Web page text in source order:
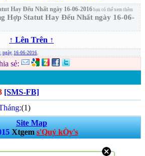
Hay Đểu Nhất ngày 16-06-2016 bạn có thể xem thêm
Hợp Statut Hay Đểu Nhất ngày 16-06-
↑ Lên Trên ↑
, ngày, 16-06-2016,
sẻ:
[SMS-FB]
(1)
Site Map
Xtgems'Quý kÒy's